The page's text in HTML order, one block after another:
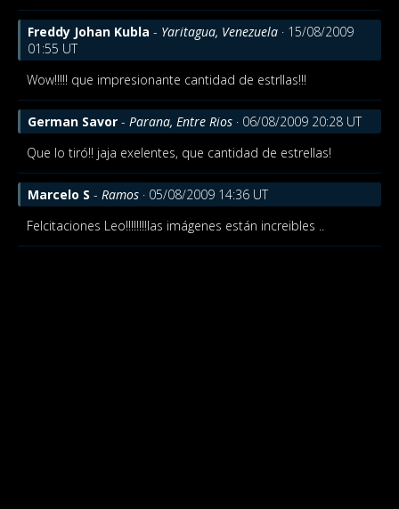
Freddy Johan Kubla - Yaritagua, Venezuela · 15/08/2009
01:55 UT
Wow!!!!! que impresionante cantidad de estrllas!!!
German Savor - Parana, Entre Rios · 06/08/2009 20:28 UT
Que lo tiró!! jaja exelentes, que cantidad de estrellas!
Marcelo S - Ramos · 05/08/2009 14:36 UT
Felcitaciones Leo!!!!!!!!las imágenes están increibles ..